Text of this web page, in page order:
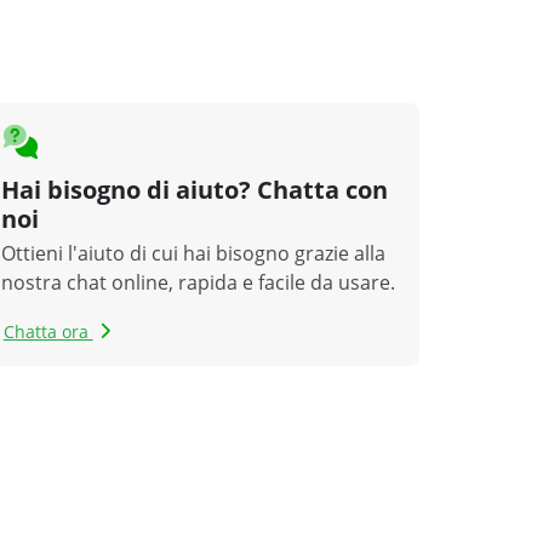
Hai bisogno di aiuto? Chatta con
noi
Ottieni l'aiuto di cui hai bisogno grazie alla
nostra chat online, rapida e facile da usare.
Chatta ora